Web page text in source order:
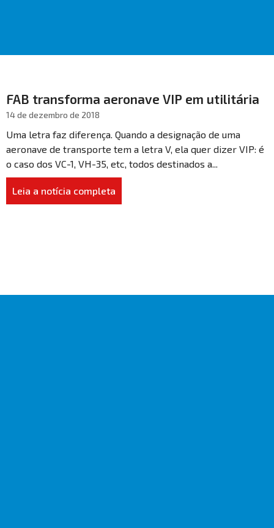
FAB transforma aeronave VIP em utilitária
14 de dezembro de 2018
Uma letra faz diferença. Quando a designação de uma
aeronave de transporte tem a letra V, ela quer dizer VIP: é
o caso dos VC-1, VH-35, etc, todos destinados a...
Leia a notícia completa